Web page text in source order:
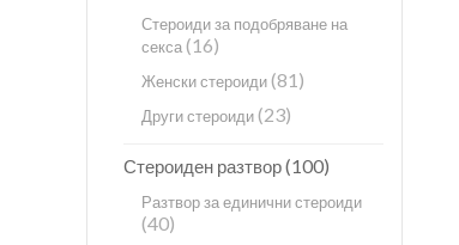
Стероиди за подобряване на
секса(16)
Женски стероиди(81)
Други стероиди(23)
Стероиден разтвор(100)
Разтвор за единични стероиди
(40)